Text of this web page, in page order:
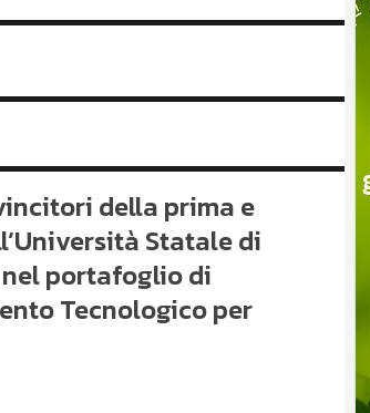
della prima e
Statale di
portafoglio di
Tecnologico per